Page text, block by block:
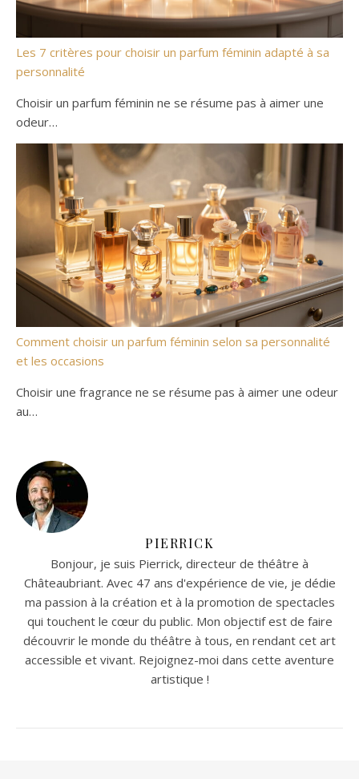
Les 7 critères pour choisir un parfum féminin adapté à sa
personnalité
Choisir un parfum féminin ne se résume pas à aimer une
odeur…
Comment choisir un parfum féminin selon sa personnalité
et les occasions
Choisir une fragrance ne se résume pas à aimer une odeur
au…
PIERRICK
Bonjour, je suis Pierrick, directeur de théâtre à
Châteaubriant. Avec 47 ans d'expérience de vie, je dédie
ma passion à la création et à la promotion de spectacles
qui touchent le cœur du public. Mon objectif est de faire
découvrir le monde du théâtre à tous, en rendant cet art
accessible et vivant. Rejoignez-moi dans cette aventure
artistique !